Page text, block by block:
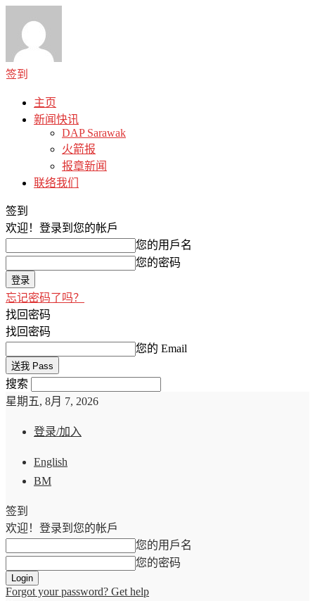
签到
主页
新闻快讯
DAP Sarawak
火箭报
报章新闻
联络我们
签到
欢迎！ 登录到您的帐戶
您的用戶名
您的密码
忘记密码了吗？
找回密码
找回密码
您的 Email
搜索
星期五, 8月 7, 2026
登录/加入
English
BM
签到
欢迎！登录到您的帐戶
您的用戶名
您的密码
Forgot your password? Get help